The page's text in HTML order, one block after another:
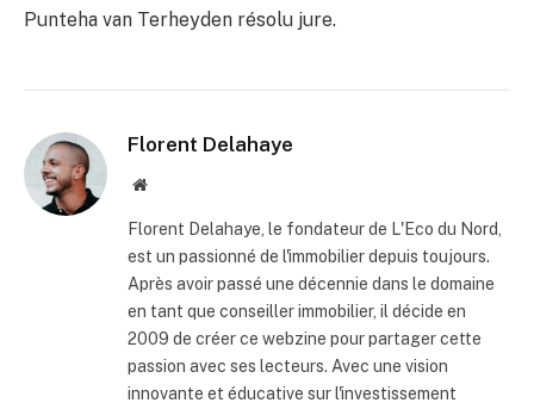
Punteha van Terheyden résolu jure.
Florent Delahaye
Site
Florent Delahaye, le fondateur de L'Eco du Nord,
est un passionné de l'immobilier depuis toujours.
Après avoir passé une décennie dans le domaine
en tant que conseiller immobilier, il décide en
2009 de créer ce webzine pour partager cette
passion avec ses lecteurs. Avec une vision
innovante et éducative sur l'investissement